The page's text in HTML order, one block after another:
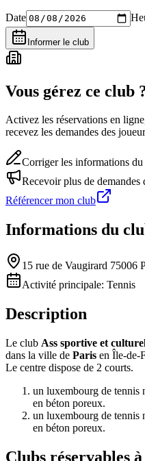
Date
Informer le club
Vous gérez ce club
Activez les réservations en
recevez les demandes des
Corriger les informations
Recevoir plus de demandes
Référencer mon club
Informations du
15 rue de Vaugirard 75006
Activité principale: Tennis
Description
Le club Ass sportive et
dans la ville de Paris en Île-de-
Le centre dispose de 2 courts.
un luxembourg de tennis
en béton poreux.
un luxembourg de tennis
en béton poreux.
Clubs réservables